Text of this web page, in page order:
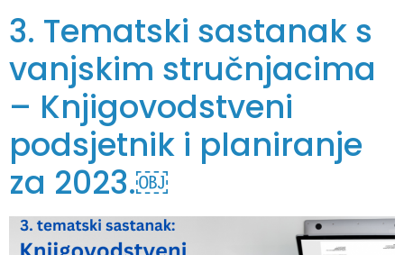
3. Tematski sastanak s
vanjskim stručnjacima
– Knjigovodstveni
podsjetnik i planiranje
za 2023.￼